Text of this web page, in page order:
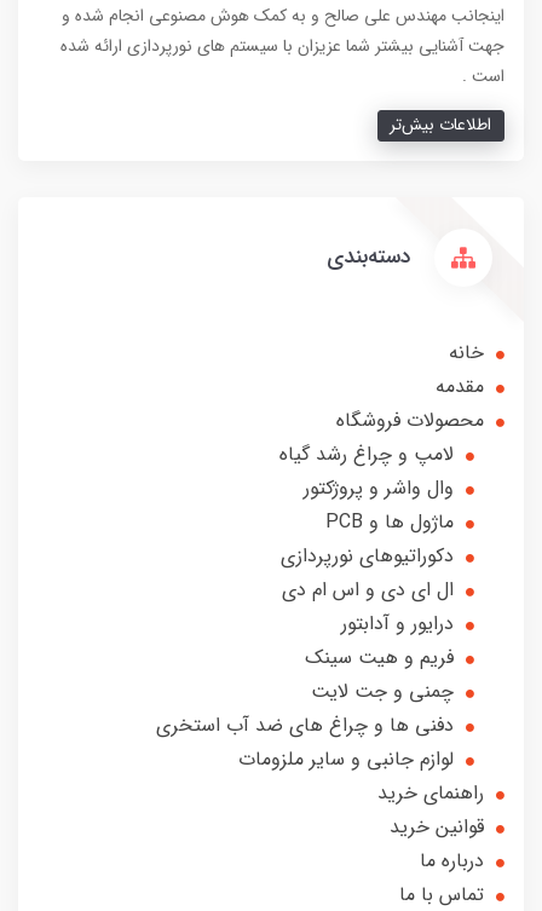
اینجانب مهندس علی صالح و به کمک هوش مصنوعی انجام شده و
جهت آشنایی بیشتر شما عزیزان با سیستم های نورپردازی ارائه شده
است .
اطلاعات بیش‌تر
دسته‌بندی
خانه
مقدمه
محصولات فروشگاه
لامپ و چراغ رشد گیاه
وال واشر و پروژکتور
ماژول ها و PCB
دکوراتیوهای نورپردازی
ال ای دی و اس ام دی
درایور و آدابتور
فریم و هیت سینک
چمنی و جت لایت
دفنی ها و چراغ های ضد آب استخری
لوازم جانبی و سایر ملزومات
راهنمای خرید
قوانین خرید
درباره ما
تماس با ما